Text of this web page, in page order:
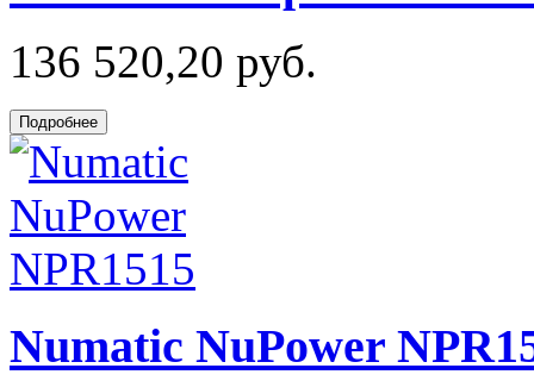
136 520,20 руб.
Подробнее
Numatic NuPower